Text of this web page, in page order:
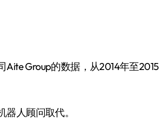
Group的数据，从2014年至2015
人顾问取代。